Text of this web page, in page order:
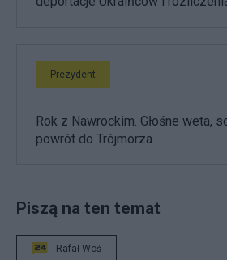
Prezydent
Rok z Nawrockim. Głośne weta,
powrót do Trójmorza
Piszą na ten temat
Rafał Woś